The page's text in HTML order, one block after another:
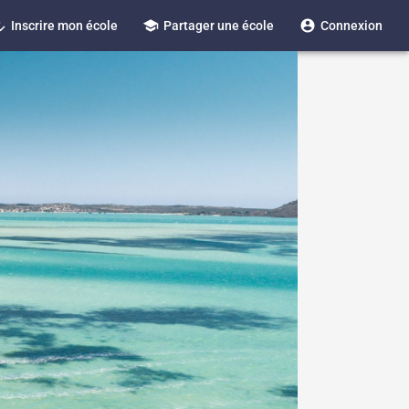
Inscrire mon école school Partager une école account_circle Connexion